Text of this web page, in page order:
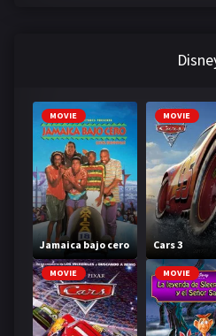
MOVIE
Jamaica bajo cero
MOVIE
Cars 3
MOVIE MOVIE